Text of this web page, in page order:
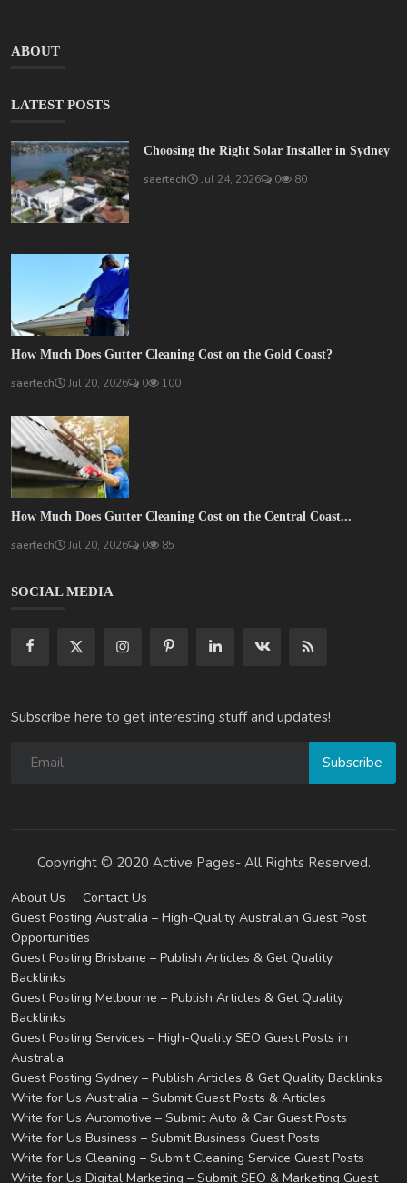
ABOUT
LATEST POSTS
Choosing the Right Solar Installer in Sydney
saertech Jul 24, 2026 0 80
How Much Does Gutter Cleaning Cost on the Gold Coast?
saertech Jul 20, 2026 0 100
How Much Does Gutter Cleaning Cost on the Central Coast...
saertech Jul 20, 2026 0 85
SOCIAL MEDIA
Subscribe here to get interesting stuff and updates!
Subscribe
Copyright © 2020 Active Pages- All Rights Reserved.
About Us
Contact Us
Guest Posting Australia – High-Quality Australian Guest Post
Opportunities
Guest Posting Brisbane – Publish Articles & Get Quality
Backlinks
Guest Posting Melbourne – Publish Articles & Get Quality
Backlinks
Guest Posting Services – High-Quality SEO Guest Posts in
Australia
Guest Posting Sydney – Publish Articles & Get Quality Backlinks
Write for Us Australia – Submit Guest Posts & Articles
Write for Us Automotive – Submit Auto & Car Guest Posts
Write for Us Business – Submit Business Guest Posts
Write for Us Cleaning – Submit Cleaning Service Guest Posts
Write for Us Digital Marketing – Submit SEO & Marketing Guest